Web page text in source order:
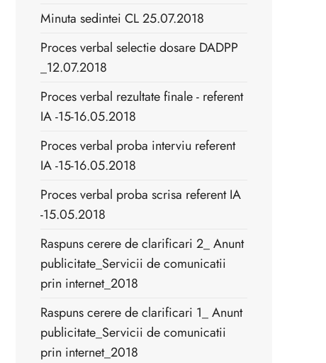
Minuta sedintei CL 25.07.2018
Proces verbal selectie dosare DADPP
_12.07.2018
Proces verbal rezultate finale - referent
IA -15-16.05.2018
Proces verbal proba interviu referent
IA -15-16.05.2018
Proces verbal proba scrisa referent IA
-15.05.2018
Raspuns cerere de clarificari 2_ Anunt
publicitate_Servicii de comunicatii
prin internet_2018
Raspuns cerere de clarificari 1_ Anunt
publicitate_Servicii de comunicatii
prin internet_2018